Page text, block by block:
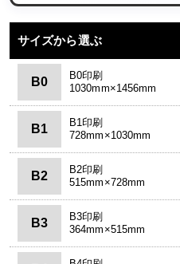
サイズから選ぶ
B0
B0印刷
1030mm×1456mm
B1
B1印刷
728mm×1030mm
B2
B2印刷
515mm×728mm
B3
B3印刷
364mm×515mm